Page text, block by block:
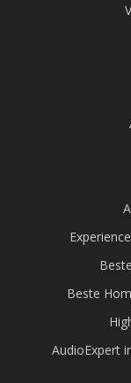
Beste
AudioExpert